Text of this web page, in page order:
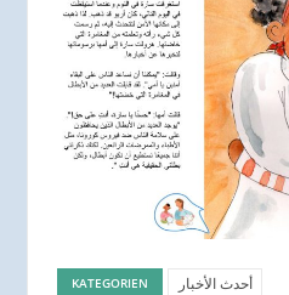
KATEGORIEN أحدث الأخبار